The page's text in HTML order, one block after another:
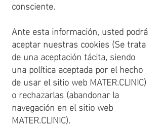
consciente.
Ante esta información, usted podrá
aceptar nuestras cookies (Se trata
de una aceptación tácita, siendo
una política aceptada por el hecho
de usar el sitio web MATER.CLINIC)
o rechazarlas (abandonar la
navegación en el sitio web
MATER.CLINIC).